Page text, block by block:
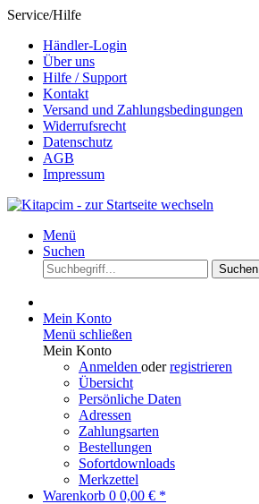
Service/Hilfe
Händler-Login
Über uns
Hilfe / Support
Kontakt
Versand und Zahlungsbedingungen
Widerrufsrecht
Datenschutz
AGB
Impressum
Menü
Suchen
Suchen
Mein Konto
Menü schließen
Mein Konto
Anmelden oderregistrieren
Übersicht
Persönliche Daten
Adressen
Zahlungsarten
Bestellungen
Sofortdownloads
Merkzettel
Warenkorb 0 0,00 € *